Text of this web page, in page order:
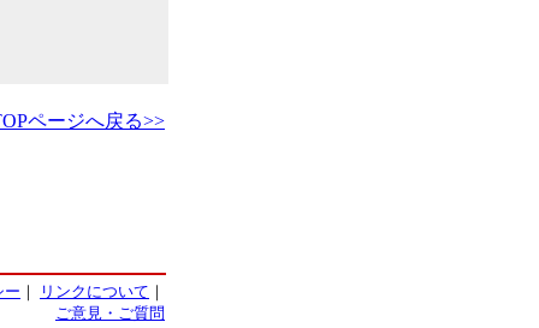
ページへ戻る>>
ー ｜ リンクについて ｜
ご意見・ご質問